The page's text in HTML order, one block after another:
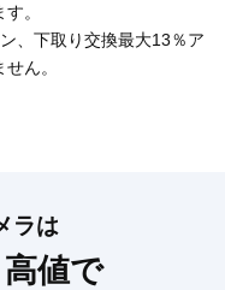
。
、下取り交換最大13％ア
ん。
ラは
値で